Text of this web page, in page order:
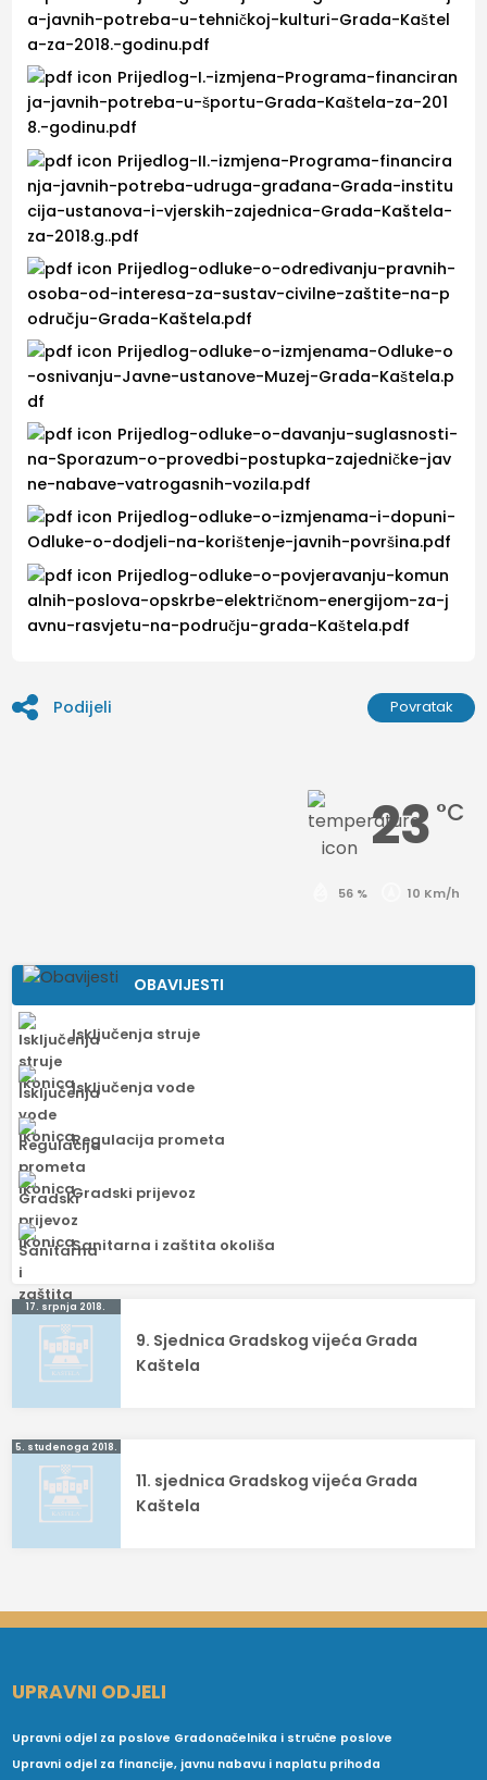
a-javnih-potreba-u-tehničkoj-kulturi-Grada-Kaštel
a-za-2018.-godinu.pdf
Prijedlog-I.-izmjena-Programa-financiran
ja-javnih-potreba-u-športu-Grada-Kaštela-za-201
8.-godinu.pdf
Prijedlog-II.-izmjena-Programa-financira
nja-javnih-potreba-udruga-građana-Grada-institu
cija-ustanova-i-vjerskih-zajednica-Grada-Kaštela-
za-2018.g..pdf
Prijedlog-odluke-o-određivanju-pravnih-
osoba-od-interesa-za-sustav-civilne-zaštite-na-p
odručju-Grada-Kaštela.pdf
Prijedlog-odluke-o-izmjenama-Odluke-o
-osnivanju-Javne-ustanove-Muzej-Grada-Kaštela.p
df
Prijedlog-odluke-o-davanju-suglasnosti-
na-Sporazum-o-provedbi-postupka-zajedničke-jav
ne-nabave-vatrogasnih-vozila.pdf
Prijedlog-odluke-o-izmjenama-i-dopuni-
Odluke-o-dodjeli-na-korištenje-javnih-površina.pdf
Prijedlog-odluke-o-povjeravanju-komun
alnih-poslova-opskrbe-električnom-energijom-za-j
avnu-rasvjetu-na-području-grada-Kaštela.pdf
Podijeli Povratak
23 °C
56 % 10 Km/h
OBAVIJESTI
Isključenja struje
Isključenja vode
Regulacija prometa
Gradski prijevoz
Sanitarna i zaštita okoliša
Navigacija
objava
17. srpnja 2018.
9. Sjednica Gradskog vijeća Grada
Kaštela
5. studenoga 2018.
11. sjednica Gradskog vijeća Grada
Kaštela
UPRAVNI ODJELI
Upravni odjel za poslove Gradonačelnika i stručne poslove
Upravni odjel za financije, javnu nabavu i naplatu prihoda